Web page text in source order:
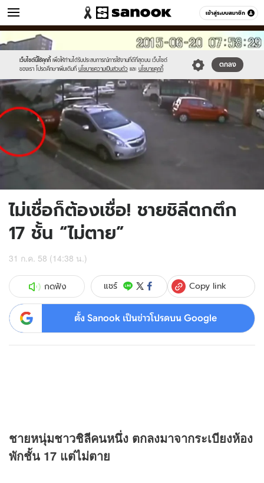
เข้าสู่ระบบสมาชิก
ข่าว หมวดอื่นๆ
เว็บไซต์นี้ใช้คุกกี้ เพื่อให้ท่านได้รับประสบการณ์การใช้งานที่ดีที่สุดบน เว็บไซต์
ของเรา โปรดศึกษาเพิ่มเติมที่ นโยบายความเป็นส่วนตัว และ นโยบายคุกกี้
ตกลง
Sanook
//s.isanook.com/sr/0/images/logo-
new-
sanook.png
600
//s.isanook.com/ns/0/ud/367/1839762/news02.jpg
ไม่เชื่อก็ต้องเชื่อ! ชายชิลีตกตึก
17 ชั้น “ไม่ตาย”
31 ก.ค. 58 (14:38 น.)
กดฟัง แชร์ Copy link
ตั้ง Sanook เป็นข่าวโปรดบน Google
ชายหนุ่มชาวชิลีคนหนึ่ง ตกลงมาจากระเบียงห้อง
พักชั้น 17 แต่ไม่ตาย